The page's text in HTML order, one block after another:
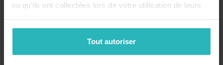
ou qu'ils ont collectées lors de votre utilisation de leurs
Tout autoriser
Recevez nos conseils, actualités et promotions par email